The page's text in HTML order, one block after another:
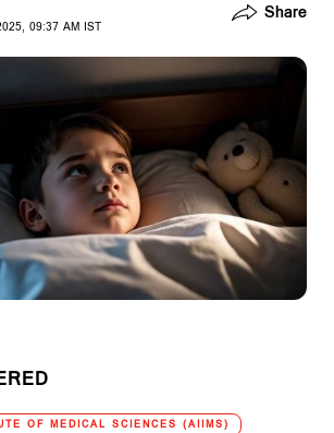
09:37 AM IST
Share
OF MEDICAL SCIENCES (AIIMS)